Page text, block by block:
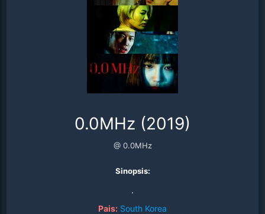
0.0MHz (2019)
@ 0.0MHz
Sinopsis:
.
Pais: South Korea